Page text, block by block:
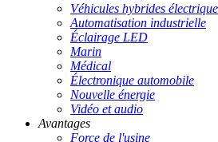
Véhicules hybrides
Automatisation industrielle
Éclairage LED
Marin
Médical
Électronique automobile
Nouvelle énergie
Vidéo et audio
Avantages
Force de l'usine